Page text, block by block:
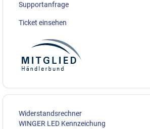
Supportanfrage
Ticket einsehen
Widerstandsrechner
WINGER LED Kennzeichung